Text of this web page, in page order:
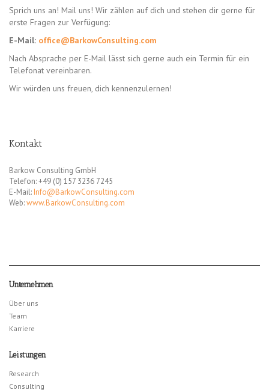
Sprich uns an! Mail uns! Wir zählen auf dich und stehen dir gerne für
erste Fragen zur Verfügung:
E-Mail: office@BarkowConsulting.com
Nach Absprache per E-Mail lässt sich gerne auch ein Termin für ein
Telefonat vereinbaren.
Wir würden uns freuen, dich kennenzulernen!
Kontakt
Barkow Consulting GmbH
Telefon: +49 (0) 157 3236 7245
E-Mail: Info@BarkowConsulting.com
Web:www.BarkowConsulting.com
Unternehmen
Über uns
Team
Karriere
Leistungen
Research
Consulting